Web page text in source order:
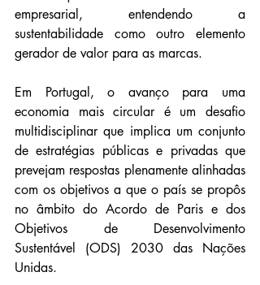
empresarial, entendendo a
sustentabilidade como outro elemento
gerador de valor para as marcas.
Em Portugal, o avanço para uma
economia mais circular é um desafio
multidisciplinar que implica um conjunto
de estratégias públicas e privadas que
prevejam respostas plenamente alinhadas
com os objetivos a que o país se propôs
no âmbito do Acordo de Paris e dos
Objetivos de Desenvolvimento
Sustentável (ODS) 2030 das Nações
Unidas.